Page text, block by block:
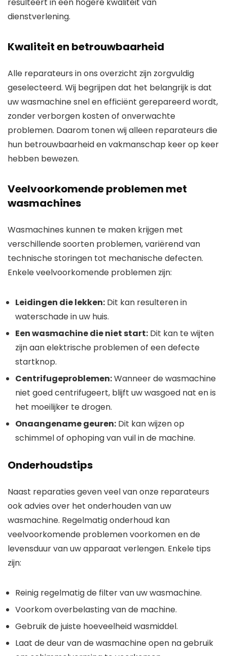
resulteert in een hogere kwaliteit van
dienstverlening.
Kwaliteit en betrouwbaarheid
Alle reparateurs in ons overzicht zijn zorgvuldig
geselecteerd. Wij begrijpen dat het belangrijk is dat
uw wasmachine snel en efficiënt gerepareerd wordt,
zonder verborgen kosten of onverwachte
problemen. Daarom tonen wij alleen reparateurs die
hun betrouwbaarheid en vakmanschap keer op keer
hebben bewezen.
Veelvoorkomende problemen met
wasmachines
Wasmachines kunnen te maken krijgen met
verschillende soorten problemen, variërend van
technische storingen tot mechanische defecten.
Enkele veelvoorkomende problemen zijn:
Leidingen die lekken: Dit kan resulteren in
waterschade in uw huis.
Een wasmachine die niet start: Dit kan te wijten
zijn aan elektrische problemen of een defecte
startknop.
Centrifugeproblemen:Wanneer de wasmachine
niet goed centrifugeert, blijft uw wasgoed nat en is
het moeilijker te drogen.
Onaangename geuren: Dit kan wijzen op
schimmel of ophoping van vuil in de machine.
Onderhoudstips
Naast reparaties geven veel van onze reparateurs
ook advies over het onderhouden van uw
wasmachine. Regelmatig onderhoud kan
veelvoorkomende problemen voorkomen en de
levensduur van uw apparaat verlengen. Enkele tips
zijn:
Reinig regelmatig de filter van uw wasmachine.
Voorkom overbelasting van de machine.
Gebruik de juiste hoeveelheid wasmiddel.
Laat de deur van de wasmachine open na gebruik